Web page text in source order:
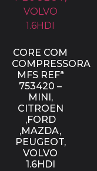
CORE COM
COMPRESSORA
MFS REFª
753420 –
MINI,
CITROEN
,FORD
,MAZDA,
PEUGEOT,
VOLVO
1.6HDI